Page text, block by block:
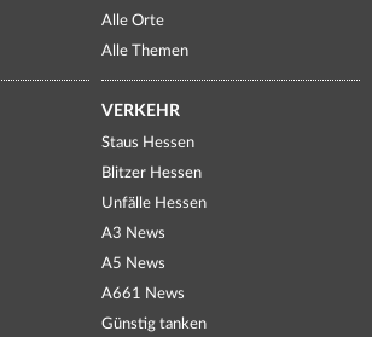
Alle Orte
Alle Themen
VERKEHR
Staus Hessen
Blitzer Hessen
Unfälle Hessen
A3 News
A5 News
A661 News
Günstig tanken